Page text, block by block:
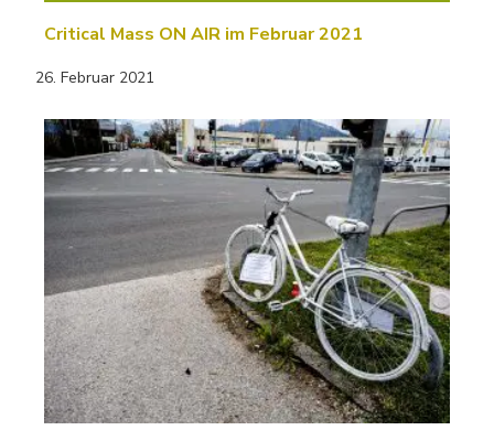
Critical Mass ON AIR im Februar 2021
26. Februar 2021